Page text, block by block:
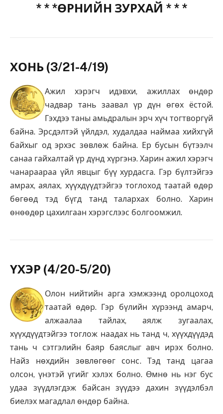
* * *ӨРНИЙН ЗУРХАЙ * * *
ХОНЬ (3/21-4/19)
Ажил хэрэгч идэвхи, ажиллах өндөр
чадвар тань заавал үр дүн өгөх ёстой.
Гэхдээ таны амьдралын эрч хүч тогтворгүй
байна. Эрсдэлтэй үйлдэл, худалдаа наймаа хийхгүй
байхыг од эрхэс зөвлөж байна. Ер бусын бүтээлч
санаа гайхалтай үр дүнд хүргэнэ. Харин ажил хэрэгч
чанараараа үйл явцыг бүү хурдасга. Гэр бүлтэйгээ
амрах, аялах, хүүхдүүдтэйгээ тоглоход таатай өдөр
бөгөөд тэд бүгд танд талархах болно. Харин
өнөөдөр цахилгаан хэрэгслээс болгоомжил.
ҮХЭР (4/20-5/20)
Олон нийтийн арга хэмжээнд оролцоход
таатай өдөр. Гэр бүлийн хүрээнд амарч,
алжаалаа тайлах, аялж зугаалах,
хүүхдүүдтэйгээ тоглож наадах нь танд ч, хүүхдүүдэд
тань ч сэтгэлийн баяр баяслыг авч ирэх болно.
Найз нөхдийн зөвлөгөөг сонс. Тэд танд цагаа
олсон, үнэтэй үгийг хэлэх болно. Өмнө нь нэг бус
удаа зүүдлэгдэж байсан зүүдээ дахин зүүдэлбэл
биелэх магадлал өндөр байна.